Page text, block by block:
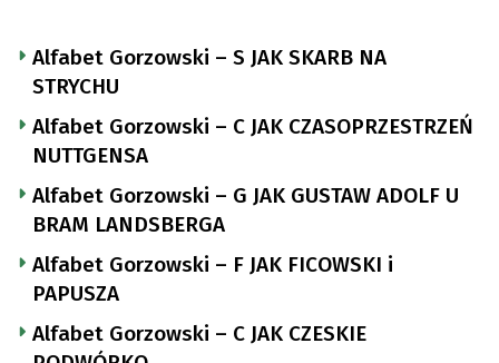
Alfabet Gorzowski – S JAK SKARB NA
STRYCHU
Alfabet Gorzowski – C JAK CZASOPRZESTRZEŃ
NUTTGENSA
Alfabet Gorzowski – G JAK GUSTAW ADOLF U
BRAM LANDSBERGA
Alfabet Gorzowski – F JAK FICOWSKI i
PAPUSZA
Alfabet Gorzowski – C JAK CZESKIE